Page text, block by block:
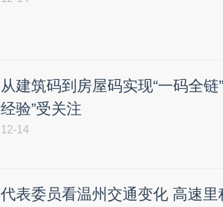
从建筑码到房屋码实现“一码全链
经验”受关注
12-14
代表委员看温州交通变化 高速